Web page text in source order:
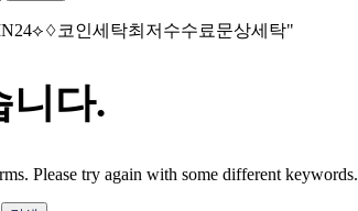
코인세탁최저수수료문상세탁"
니다.
Please try again with some different keywords.